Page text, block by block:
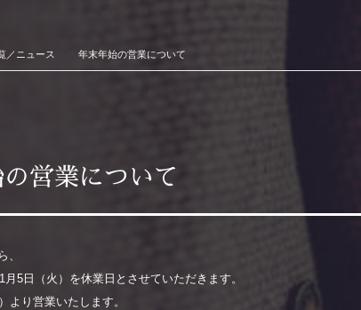
／ニュース 年末年始の営業について
営業について
、
月5日（火）を休業日とさせていただきます。
より営業いたします。